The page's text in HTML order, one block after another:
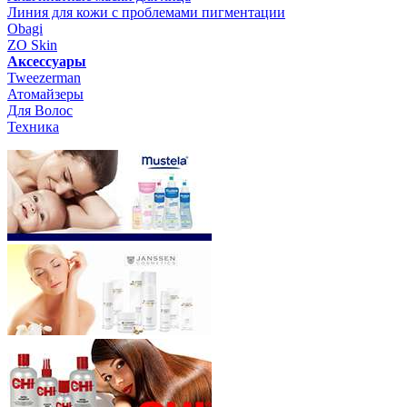
Линия для кожи с проблемами пигментации
Obagi
ZO Skin
Aксессуары
Tweezerman
Атомайзеры
Для Волос
Техника